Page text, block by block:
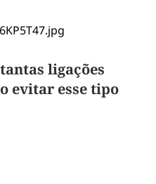
ligações
evitar esse tipo